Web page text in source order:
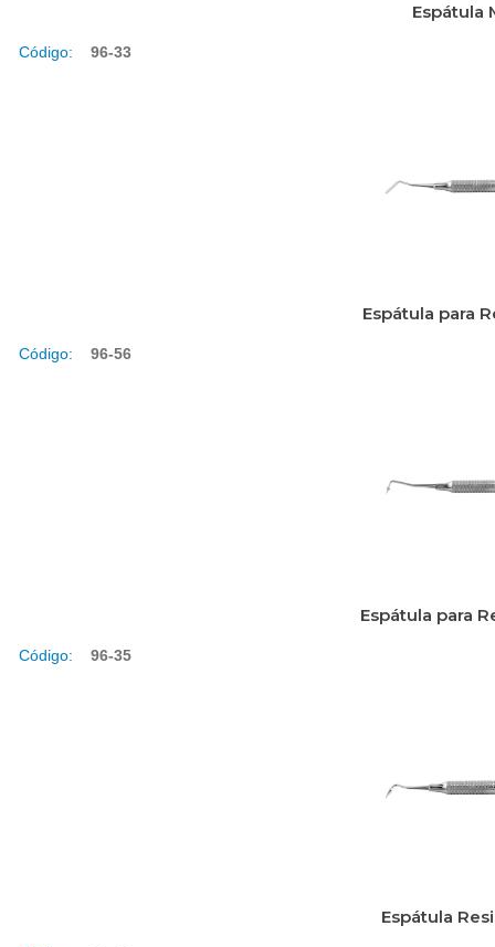
Espátula
Código: 96-33
Espátula para
Código: 96-56
Espátula para
Código: 96-35
Espátula